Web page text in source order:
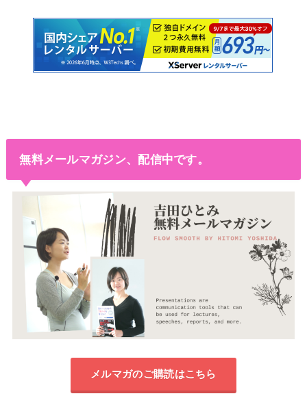
無料メールマガジン、配信中です。
メルマガのご購読はこちら